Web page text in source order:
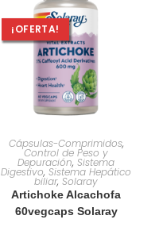
¡OFERTA!
AÑADIR AL CARRITO
Cápsulas-Comprimidos,
Control de Peso y
Depuración, Sistema
Digestivo, Sistema Hepático
biliar, Solaray
Artichoke Alcachofa
60vegcaps Solaray